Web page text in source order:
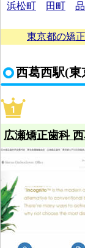
浜松町
田町 品
東京都の矯
西葛西駅(東
広瀬矯正歯科